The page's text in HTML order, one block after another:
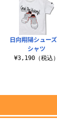
日向翔陽シュー
シャツ
¥3,190（税込）